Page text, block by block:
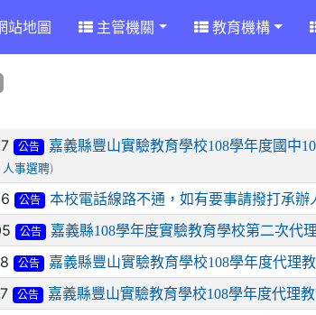
站地圖 主管機關 教育機構
表
公告 嘉義縣豐山實驗教育學校108學年度國中
人事選聘)
公告 本校電話線路不通，如有要事請撥打承辦
公告 嘉義縣108學年度實驗教育學校第二次代
公告 嘉義縣豐山實驗教育學校108學年度代理
公告 嘉義縣豐山實驗教育學校108學年度代理